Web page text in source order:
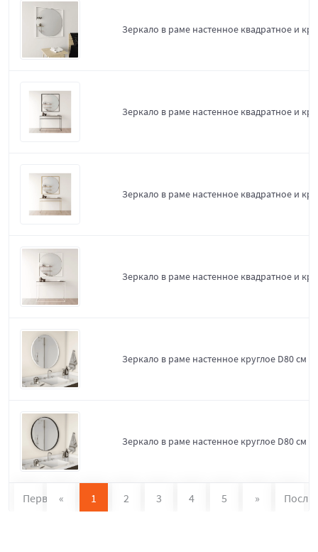
Зеркало в раме настенное квадратное и
Зеркало в раме настенное квадратное и
Зеркало в раме настенное квадратное и
Зеркало в раме настенное квадратное и
Зеркало в раме настенное круглое D80 см
Зеркало в раме настенное круглое D80 см
Первая « 1 2 3 4 5 »